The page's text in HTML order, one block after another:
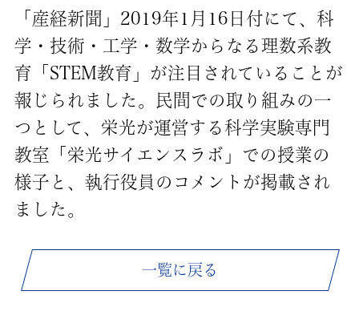
「産経新聞」2019年1月16日付にて、科
学・技術・工学・数学からなる理数系教
育「STEM教育」が注目されていることが
報じられました。民間での取り組みの一
つとして、栄光が運営する科学実験専門
教室「栄光サイエンスラボ」での授業の
様子と、執行役員のコメントが掲載され
ました。
一覧に戻る